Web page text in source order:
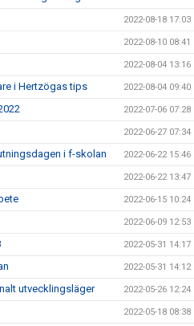
2022-08-18 17:03
2022-08-10 08:41
2022-08-04 13:16
i Hertzögas tips 2022-08-04 09:40
2022-07-06 07:28
2022-06-27 07:34
i f-skolan 2022-06-22 15:46
2022-06-22 13:47
2022-06-15 10:24
2022-06-09 12:53
2022-05-31 14:17
2022-05-31 14:12
utvecklingsläger 2022-05-26 12:24
2022-05-18 08:38